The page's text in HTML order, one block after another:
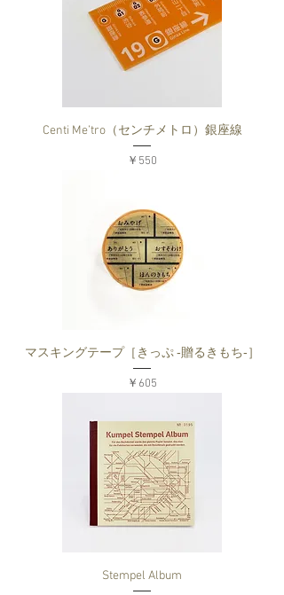
Centi Me’tro（センチメトロ）銀座線
価格
￥550
マスキングテープ［きっぷ ‐贈るきもち‐］
価格
￥605
Stempel Album